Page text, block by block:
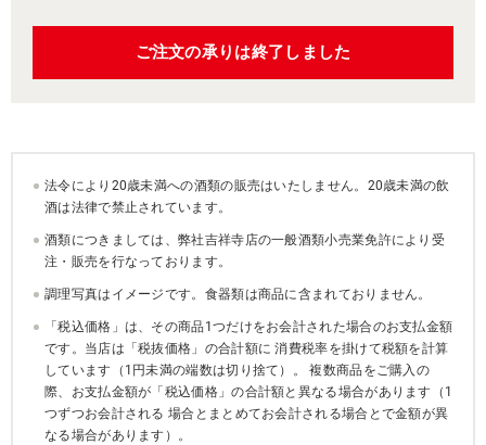
ご注文の承りは終了しました
法令により20歳未満への酒類の販売はいたしません。20歳未満の飲
酒は法律で禁止されています。
酒類につきましては、弊社吉祥寺店の一般酒類小売業免許により受
注・販売を行なっております。
調理写真はイメージです。食器類は商品に含まれておりません。
「税込価格」は、その商品1つだけをお会計された場合のお支払金額
です。当店は「税抜価格」の合計額に 消費税率を掛けて税額を計算
しています（1円未満の端数は切り捨て）。 複数商品をご購入の
際、お支払金額が「税込価格」の合計額と異なる場合があります（1
つずつお会計される 場合とまとめてお会計される場合とで金額が異
なる場合があります）。